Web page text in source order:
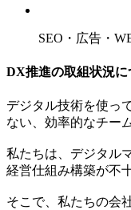
SEO・広告・
DX推進の取組状況に
デジタル技術を使っ
ない、効率的なチー
私たちは、デジタル
経営仕組み構築が不
そこで、私たちの会